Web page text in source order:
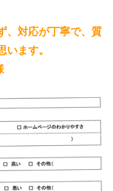
、対応が丁寧で、質
います。